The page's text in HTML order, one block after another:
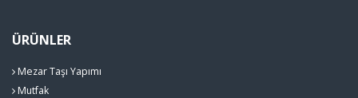
ÜRÜNLER
Mezar Taşı Yapımı
Mutfak